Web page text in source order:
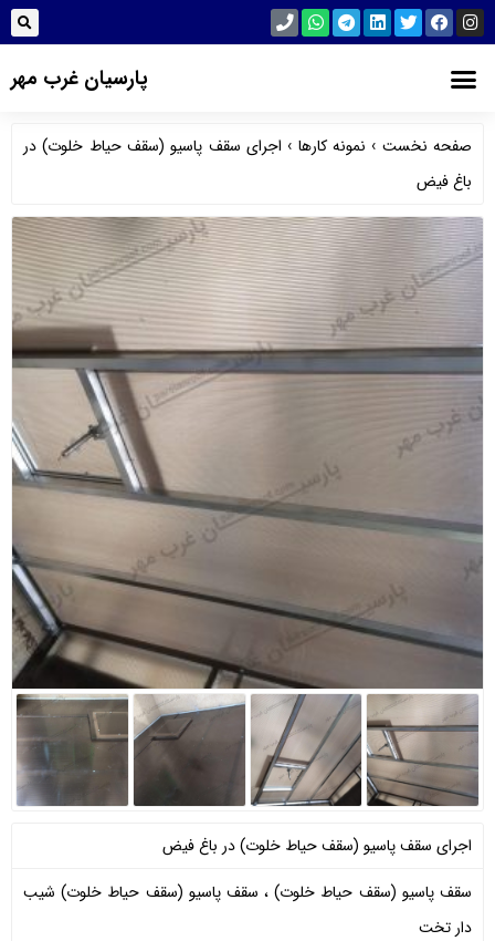
پارسیان غرب مهر
صفحه نخست › نمونه کارها › اجرای سقف پاسیو (سقف حیاط خلوت) در
باغ فیض
اجرای سقف پاسیو (سقف حیاط خلوت) در باغ فیض
سقف پاسیو (سقف حیاط خلوت)، سقف پاسیو (سقف حیاط خلوت) شیب
دار تخت